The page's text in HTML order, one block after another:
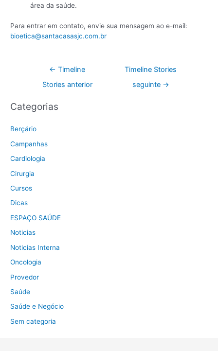
área da saúde.
Para entrar em contato, envie sua mensagem ao e-mail:
bioetica@santacasasjc.com.br
← Timeline
Stories anterior
Timeline Stories
seguinte →
Categorias
Berçário
Campanhas
Cardiologia
Cirurgia
Cursos
Dicas
ESPAÇO SAÚDE
Noticias
Noticias Interna
Oncologia
Provedor
Saúde
Saúde e Negócio
Sem categoria